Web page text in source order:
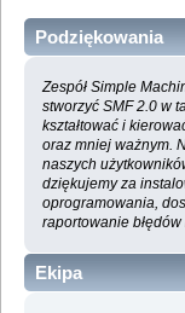
Podziękowania
Zespół Simple
stworzyć SMF 2.0 w
kształtować i
oraz mniej ważnym.
naszych
dziękujemy za
oprogramowania,
raportowanie błędów
Ekipa